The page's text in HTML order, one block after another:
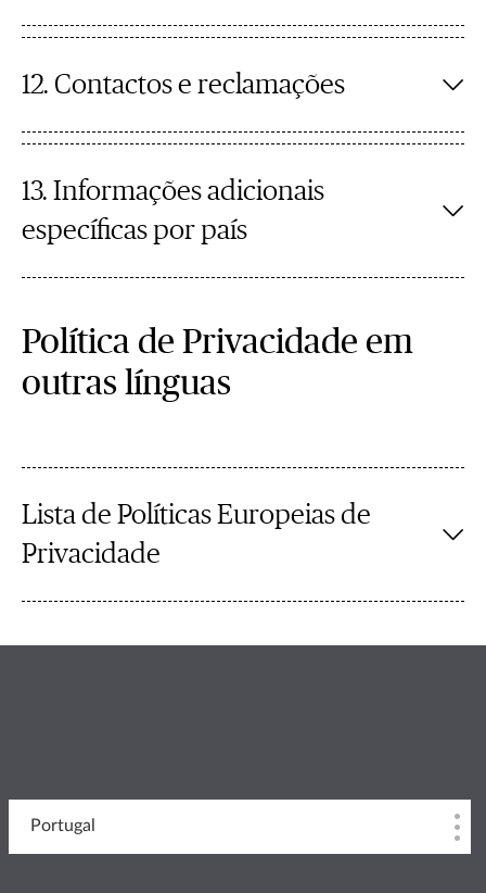
12. Contactos e reclamações
13. Informações adicionais
específicas por país
Política de Privacidade em
outras línguas
Lista de Políticas Europeias de
Privacidade
Portugal